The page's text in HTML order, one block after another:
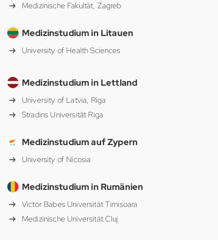
Medizinische Fakultät, Zagreb
Medizinstudium in Litauen
University of Health Sciences
Medizinstudium in Lettland
University of Latvia, Riga
Stradins Universität Riga
Medizinstudium auf Zypern
University of Nicosia
Medizinstudium in Rumänien
Victor Babes Universität Timisoara
Medizinische Universität Cluj